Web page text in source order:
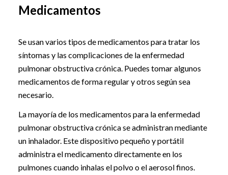
Medicamentos
Se usan varios tipos de medicamentos para tratar los
síntomas y las complicaciones de la enfermedad
pulmonar obstructiva crónica. Puedes tomar algunos
medicamentos de forma regular y otros según sea
necesario.
La mayoría de los medicamentos para la enfermedad
pulmonar obstructiva crónica se administran mediante
un inhalador. Este dispositivo pequeño y portátil
administra el medicamento directamente en los
pulmones cuando inhalas el polvo o el aerosol finos.